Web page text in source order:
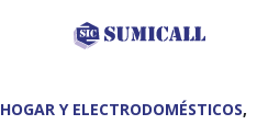
HOGAR Y ELECTRODOMÉSTICOS,